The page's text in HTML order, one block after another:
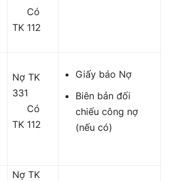
Có
TK 112
Nợ TK
331
Có
TK 112
Giấy báo Nợ
Biên bản đối
chiếu công nợ
(nếu có)
Nợ TK